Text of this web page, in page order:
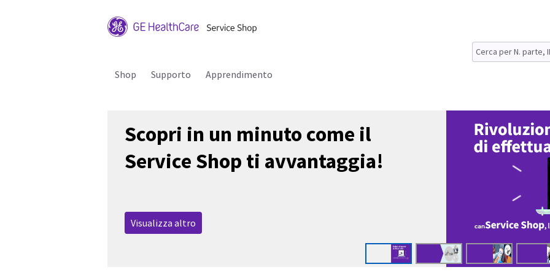
Shop Supporto Apprendimento
Scopri in un minuto come il
Service Shop ti avvantaggia!
Visualizza altro